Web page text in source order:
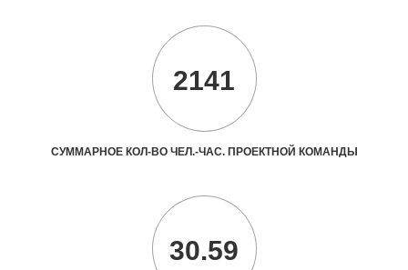
2141
СУММАРНОЕ КОЛ-ВО ЧЕЛ.-ЧАС. ПРОЕКТНОЙ КОМАНДЫ
30.59